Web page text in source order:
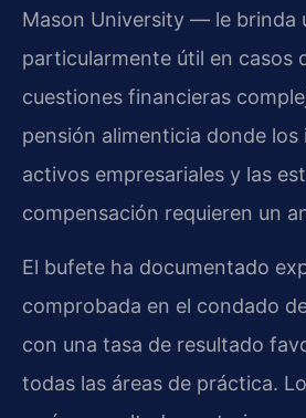
Mason University — le brinda
particularmente útil en casos
cuestiones financieras
pensión alimenticia donde los
activos empresariales y las
compensación requieren un
El bufete ha documentado
comprobada en el condado
con una tasa de resultado
todas las áreas de práctica.